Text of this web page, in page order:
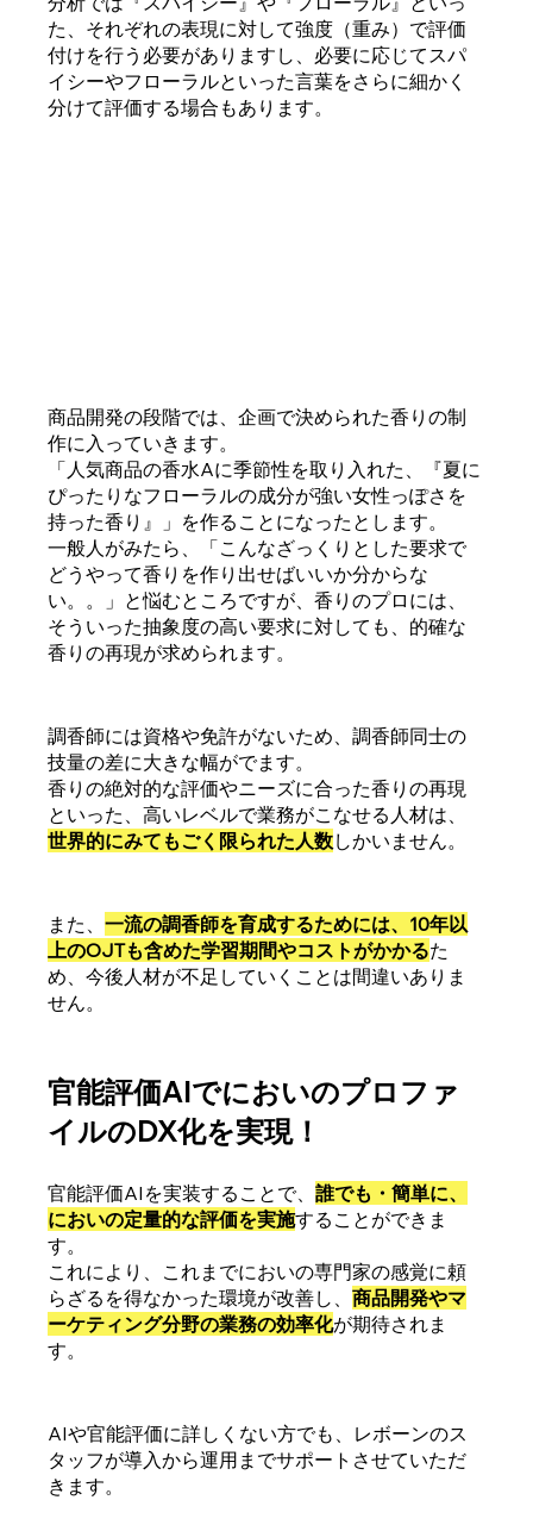
た、それぞれの表現に対して強度（重み）で評価
付けを行う必要がありますし、必要に応じてスパ
イシーやフローラルといった言葉をさらに細かく
分けて評価する場合もあります。
商品開発の段階では、企画で決められた香りの制
作に入っていきます。
「人気商品の香水Aに季節性を取り入れた、『夏に
ぴったりなフローラルの成分が強い女性っぽさを
持った香り』」を作ることになったとします。
一般人がみたら、「こんなざっくりとした要求で
どうやって香りを作り出せばいいか分からな
い。。」と悩むところですが、香りのプロには、
そういった抽象度の高い要求に対しても、的確な
香りの再現が求められます。
調香師には資格や免許がないため、調香師同士の
技量の差に大きな幅がでます。
香りの絶対的な評価やニーズに合った香りの再現
といった、高いレベルで業務がこなせる人材は、
世界的にみてもごく限られた人数しかいません。
また、一流の調香師を育成するためには、10年以
上のOJTも含めた学習期間やコストがかかるた
め、今後人材が不足していくことは間違いありま
せん。
官能評価AIでにおいのプロファ
イルのDX化を実現！
官能評価AIを実装することで、誰でも・簡単に、
においの定量的な評価を実施することができま
す。
これにより、これまでにおいの専門家の感覚に頼
らざるを得なかった環境が改善し、商品開発やマ
ーケティング分野の業務の効率化が期待されま
す。
AIや官能評価に詳しくない方でも、レボーンのス
タッフが導入から運用までサポートさせていただ
きます。